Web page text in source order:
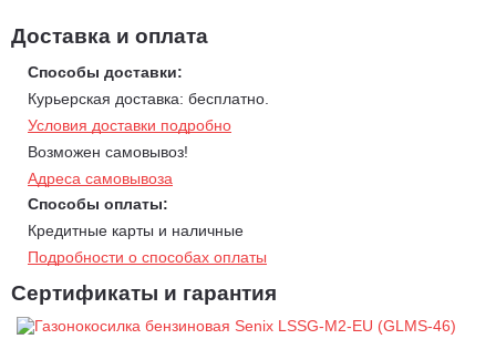
составляет 3.1 кВт/ 4.2 л.с. при 2850 об/мин.
Дополнительная ручка на бампере деки для удобства
подъема газонокосилки
Доставка и оплата
Способы доставки:
Курьерская доставка: бесплатно.
Условия доставки подробно
Возможен самовывоз!
Адреса самовывоза
Способы оплаты:
Кредитные карты и наличные
Подробности о способах оплаты
Сертификаты и гарантия